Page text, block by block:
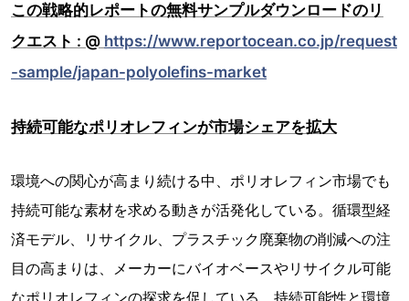
この戦略的レポートの無料サンプルダウンロードのリ
クエスト : @ https://www.reportocean.co.jp/request
-sample/japan-polyolefins-market
持続可能なポリオレフィンが市場シェアを拡大
環境への関心が高まり続ける中、ポリオレフィン市場でも
持続可能な素材を求める動きが活発化している。循環型経
済モデル、リサイクル、プラスチック廃棄物の削減への注
目の高まりは、メーカーにバイオベースやリサイクル可能